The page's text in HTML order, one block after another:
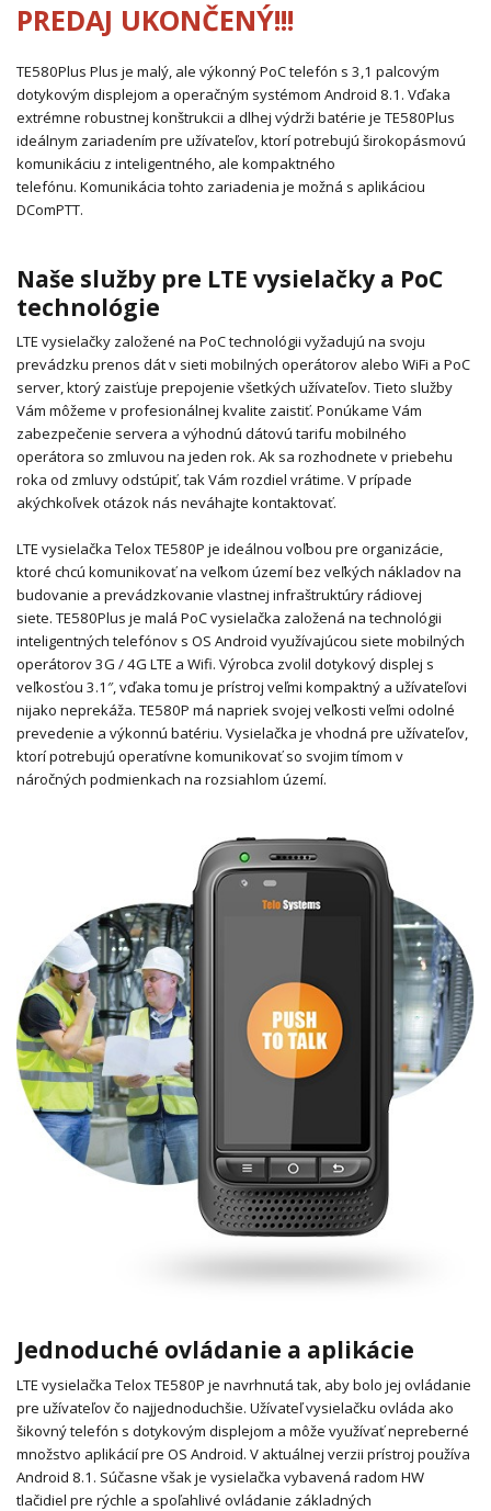
PREDAJ UKONČENÝ!!!
TE580Plus Plus je malý, ale výkonný PoC telefón s 3,1 palcovým
dotykovým displejom a operačným systémom Android 8.1. Vďaka
extrémne robustnej konštrukcii a dlhej výdrži batérie je TE580Plus
ideálnym zariadením pre užívateľov, ktorí potrebujú širokopásmovú
komunikáciu z inteligentného, ale kompaktného
telefónu. Komunikácia tohto zariadenia je možná s aplikáciou
DComPTT.
Naše služby pre LTE vysielačky a PoC
technológie
LTE vysielačky založené na PoC technológii vyžadujú na svoju
prevádzku prenos dát v sieti mobilných operátorov alebo WiFi a PoC
server, ktorý zaisťuje prepojenie všetkých užívateľov. Tieto služby
Vám môžeme v profesionálnej kvalite zaistiť. Ponúkame Vám
zabezpečenie servera a výhodnú dátovú tarifu mobilného
operátora so zmluvou na jeden rok. Ak sa rozhodnete v priebehu
roka od zmluvy odstúpiť, tak Vám rozdiel vrátime. V prípade
akýchkoľvek otázok nás neváhajte kontaktovať.
LTE vysielačka Telox TE580P je ideálnou voľbou pre organizácie,
ktoré chcú komunikovať na veľkom území bez veľkých nákladov na
budovanie a prevádzkovanie vlastnej infraštruktúry rádiovej
siete. TE580Plus je malá PoC vysielačka založená na technológii
inteligentných telefónov s OS Android využívajúcou siete mobilných
operátorov 3G / 4G LTE a Wifi. Výrobca zvolil dotykový displej s
veľkosťou 3.1″, vďaka tomu je prístroj veľmi kompaktný a užívateľovi
nijako neprekáža. TE580P má napriek svojej veľkosti veľmi odolné
prevedenie a výkonnú batériu. Vysielačka je vhodná pre užívateľov,
ktorí potrebujú operatívne komunikovať so svojim tímom v
náročných podmienkach na rozsiahlom území.
Jednoduché ovládanie a aplikácie
LTE vysielačka Telox TE580P je navrhnutá tak, aby bolo jej ovládanie
pre užívateľov čo najjednoduchšie. Užívateľ vysielačku ovláda ako
šikovný telefón s dotykovým displejom a môže využívať nepreberné
množstvo aplikácií pre OS Android. V aktuálnej verzii prístroj používa
Android 8.1. Súčasne však je vysielačka vybavená radom HW
tlačidiel pre rýchle a spoľahlivé ovládanie základných